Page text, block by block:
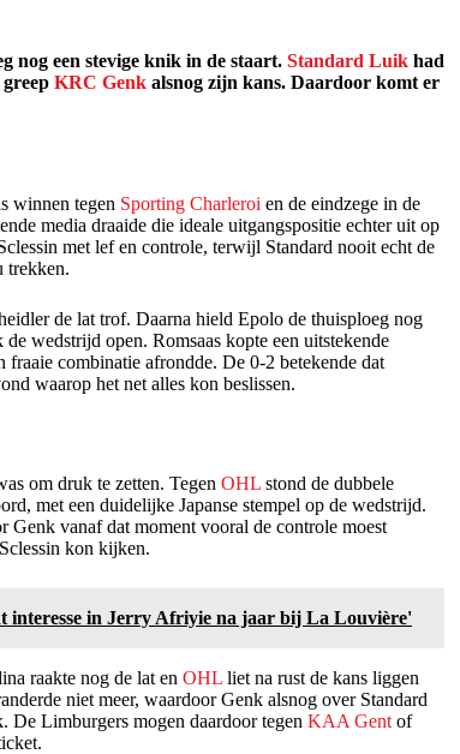
nog een stevige knik in de staart. Standard Luik had
KRC Genk alsnog zijn kans. Daardoor komt er
winnen tegen Sporting Charleroi en de eindzege in de
media draaide die ideale uitgangspositie echter uit op
met lef en controle, terwijl Standard nooit echt de
trekken.
de lat trof. Daarna hield Epolo de thuisploeg nog
wedstrijd open. Romsaas kopte een uitstekende
combinatie afrondde. De 0-2 betekende dat
waarop het net alles kon beslissen.
om druk te zetten. Tegen OHL stond de dubbele
met een duidelijke Japanse stempel op de wedstrijd.
vanaf dat moment vooral de controle moest
kon kijken.
interesse in Jerry Afriyie na jaar bij La Louvière'
raakte nog de lat en OHL liet na rust de kans liggen
niet meer, waardoor Genk alsnog over Standard
De Limburgers mogen daardoor tegen KAA Gent of